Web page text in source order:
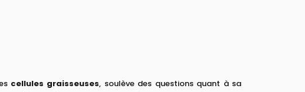
cellules graisseuses, soulève des questions quant à sa